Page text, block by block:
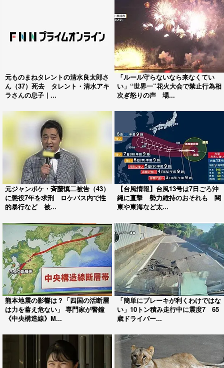
元ものまねタレントの清水良太郎さ
ん（37）死去 タレント・清水アキ
ラさんの息子｜...
「ルール守らないなら来なくてい
い」“世界一”花火大会で禁止行為相
次ぎ怒りの声 場...
元ジャンポケ・斉藤慎二被告（43）
に懲役7年を求刑 ロケバス内で性
的暴行など 被...
【台風情報】台風13号は7日ごろ沖
縄に直撃 勢力維持のおそれも 関
東や東海など太...
熊本地震の影響は？「四国の活断層
は力を蓄え危ない」 専門家が警鐘
《中央構造線》M...
「簡単にブレーキが利くわけではな
い」10トン積み走行中に震度7 65
歳ドライバー...